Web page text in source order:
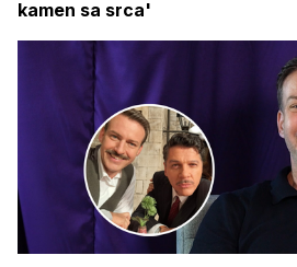
kamen sa srca'